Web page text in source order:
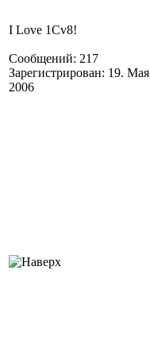
I Love 1Cv8!
Сообщений: 217
Зарегистрирован: 19. Мая
2006